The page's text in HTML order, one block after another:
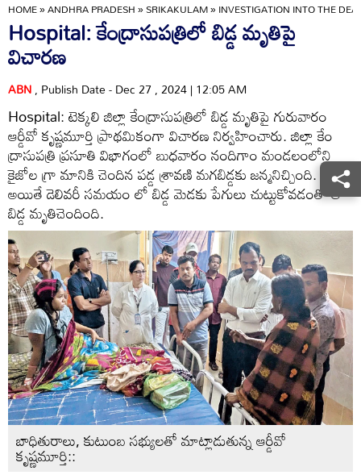
HOME»ANDHRA PRADESH»SRIKAKULAM»INVESTIGATION INTO THE
Hospital: కేంద్రాసుపత్రిలో బిడ్డ మృతిపై
విచారణ
ABN, Publish Date - Dec 27 , 2024 | 12:05 AM
Hospital: టెక్కలి జిల్లా కేంద్రాసుపత్రిలో బిడ్డ మృతిపై గురువారం
ఆర్డీవో కృష్ణమూర్తి ప్రాథమికంగా విచారణ నిర్వహించారు. జిల్లా కేం
ద్రాసుపత్రి ప్రసూతి విభాగంలో బుధవారం నందిగాం మండలంలోని
కైజోల గ్రా మానికి చెందిన పడ్డ శ్రావణి మగబిడ్డకు జన్మనిచ్చింది.
అయితే డెలివరీ సమయం లో బిడ్డ మెడకు పేగులు చుట్టుకోవడంతో ఆ
బిడ్డ మృతిచెందింది.
బాధితురాలు, కుటుంబ సభ్యులతో మాట్లాడుతున్న ఆర్డీవో
కృష్ణమూర్తి::